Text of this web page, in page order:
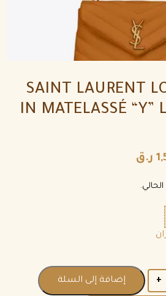
SAINT LAURENT
IN MATELASSÉ “Y”
ر.ق
إضافة إلى السلة